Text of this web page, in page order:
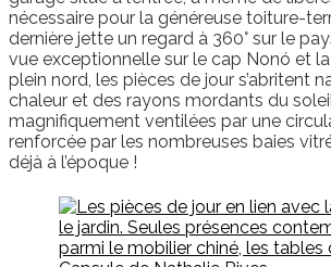
nécessaire pour la généreuse toiture-
dernière jette un regard à 360° sur le
vue exceptionnelle sur le cap Nonó et la
plein nord, les pièces de jour s’abritent
chaleur et des rayons mordants du
magnifiquement ventilées par une
renforcée par les nombreuses baies
déjà à l’époque !